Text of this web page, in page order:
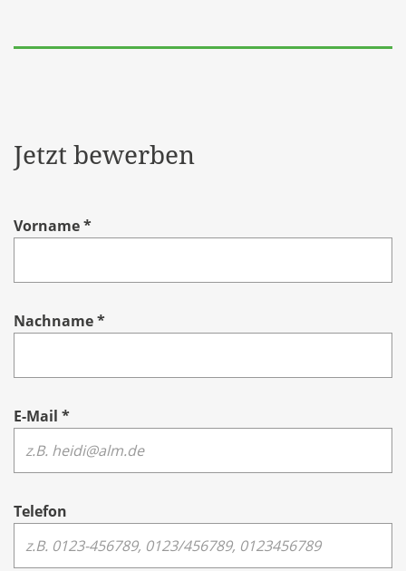
Jetzt bewerben
Vorname*
Nachname*
E-Mail *
Telefon